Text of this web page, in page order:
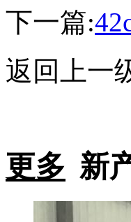
下一篇:
返回上一
更多 新